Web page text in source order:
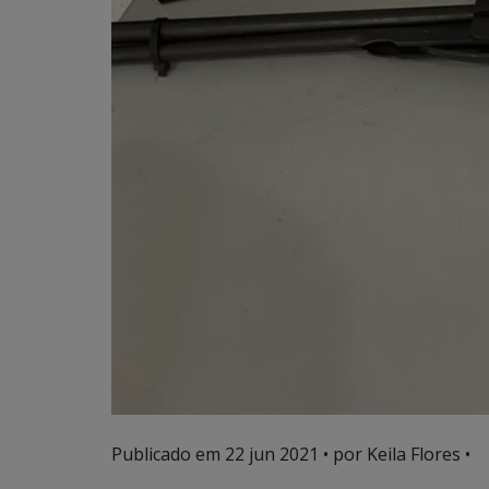
Publicado em 22 jun 2021 • por Keila Flores •